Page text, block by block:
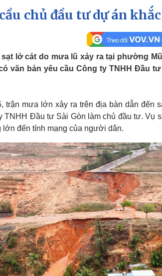
Giáo dục
Dấu ấn VOV
sự - Quốc phòng
khí
Thể thao
Bóng đá
eSports
Hậu trường
sống
yêu - Gia đình
Văn hóa
Văn học
Âm nhạc
Di sản
chủ đầu tư dự án
lở cát do mưa lũ xảy ra tại phường
văn bản yêu cầu Công ty TNHH Đầu
trận mưa lớn xảy ra trên địa bàn dẫn đến
TNHH Đầu tư Sài Gòn làm chủ đầu tư. Vụ
đến tính mạng của người dân.